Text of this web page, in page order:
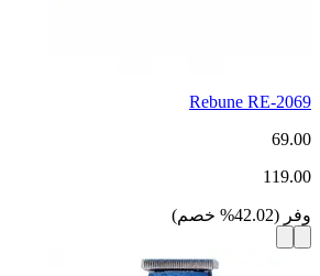
Rebune RE-2069
69.00
119.00
وفر (
42.02
% خصم)